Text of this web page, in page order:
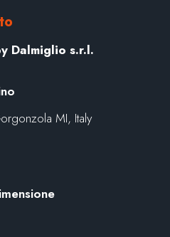
Dalmiglio s.r.l.
MI, Italy